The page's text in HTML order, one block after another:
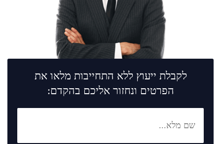
לקבלת ייעוץ ללא התחייבות מלאו את
הפרטים ונחזור אליכם בהקדם: